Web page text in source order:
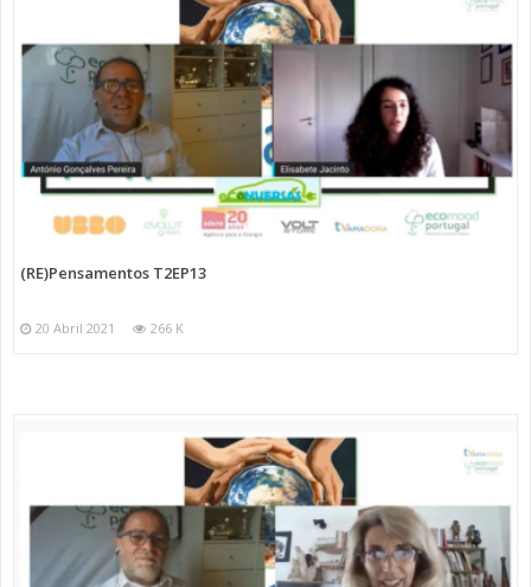
(RE)Pensamentos T2EP13
20 Abril 2021 266 K